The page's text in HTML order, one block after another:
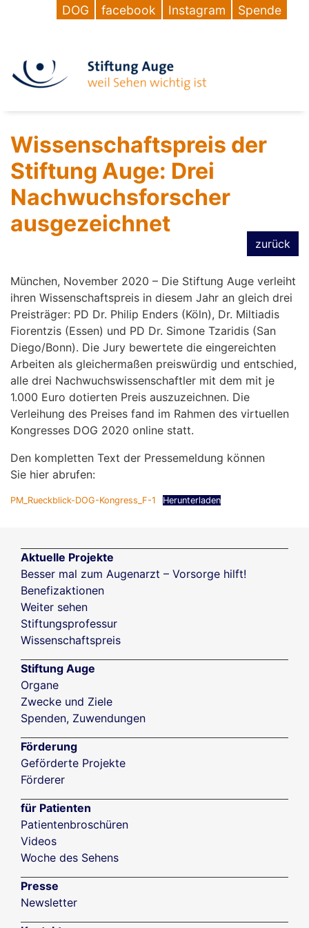
DOG facebook Instagram Spende
Wissenschaftspreis der
Stiftung Auge: Drei
Nachwuchsforscher
ausgezeichnet
zurück
München, November 2020 – Die Stiftung Auge verleiht
ihren Wissenschaftspreis in diesem Jahr an gleich drei
Preisträger: PD Dr. Philip Enders (Köln), Dr. Miltiadis
Fiorentzis (Essen) und PD Dr. Simone Tzaridis (San
Diego/Bonn). Die Jury bewertete die eingereichten
Arbeiten als gleichermaßen preiswürdig und entschied,
alle drei Nachwuchswissenschaftler mit dem mit je
1.000 Euro dotierten Preis auszuzeichnen. Die
Verleihung des Preises fand im Rahmen des virtuellen
Kongresses DOG 2020 online statt.
Den kompletten Text der Pressemeldung können
Sie hier abrufen:
PM_Rueckblick-DOG-Kongress_F-1 Herunterladen
Aktuelle Projekte
Besser mal zum Augenarzt – Vorsorge hilft!
Benefizaktionen
Weiter sehen
Stiftungsprofessur
Wissenschaftspreis
Stiftung Auge
Organe
Zwecke und Ziele
Spenden, Zuwendungen
Förderung
Geförderte Projekte
Förderer
für Patienten
Patientenbroschüren
Videos
Woche des Sehens
Presse
Newsletter